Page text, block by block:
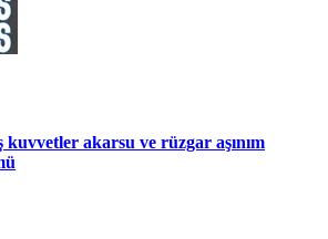
akarsu ve rüzgar aşınım